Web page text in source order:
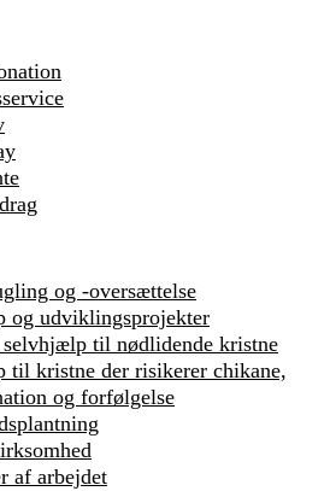
og -oversættelse
og udviklingsprojekter
til nødlidende kristne
til kristne der risikerer chikane,
og forfølgelse
af arbejdet